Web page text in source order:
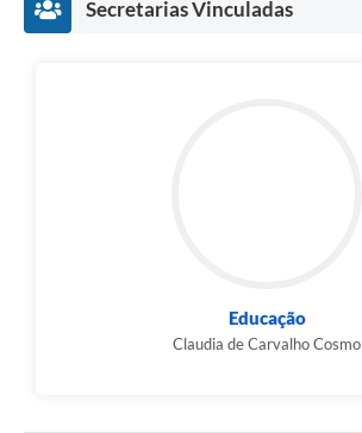
Secretarias Vinculadas
Educação
Claudia de Carvalho Cosmo